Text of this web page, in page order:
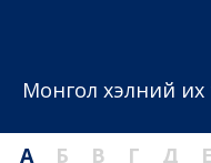
Монгол хэлний их
А Б В Г Д Е